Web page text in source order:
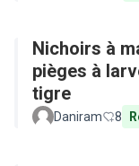
Nichoirs à
pièges à
tigre
Daniram 8